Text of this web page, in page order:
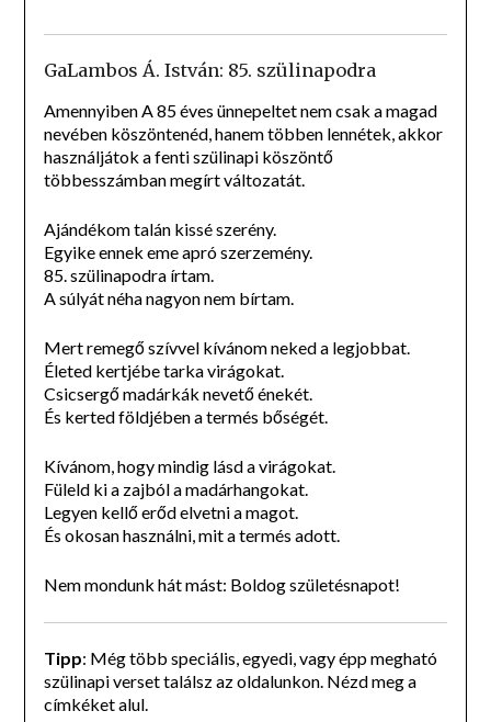
GaLambos Á. István: 85. szülinapodra
Amennyiben A 85 éves ünnepeltet nem csak a magad
nevében köszöntenéd, hanem többen lennétek, akkor
használjátok a fenti szülinapi köszöntő
többesszámban megírt változatát.
Ajándékom talán kissé szerény.
Egyike ennek eme apró szerzemény.
85. szülinapodra írtam.
A súlyát néha nagyon nem bírtam.
Mert remegő szívvel kívánom neked a legjobbat.
Életed kertjébe tarka virágokat.
Csicsergő madárkák nevető énekét.
És kerted földjében a termés bőségét.
Kívánom, hogy mindig lásd a virágokat.
Füleld ki a zajból a madárhangokat.
Legyen kellő erőd elvetni a magot.
És okosan használni, mit a termés adott.
Nem mondunk hát mást: Boldog születésnapot!
Tipp: Még több speciális, egyedi, vagy épp megható
szülinapi verset találsz az oldalunkon. Nézd meg a
címkéket alul.